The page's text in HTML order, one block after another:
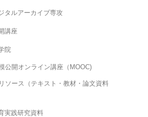
タルアーカイブ専攻
講座
院
公開オンライン講座（MOOC)
ソース（テキスト・教材・論文資料
実践研究資料